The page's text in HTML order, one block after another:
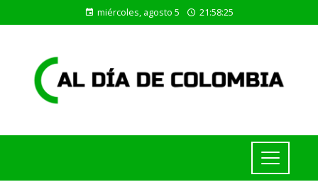
miércoles, agosto 5 21:58:25